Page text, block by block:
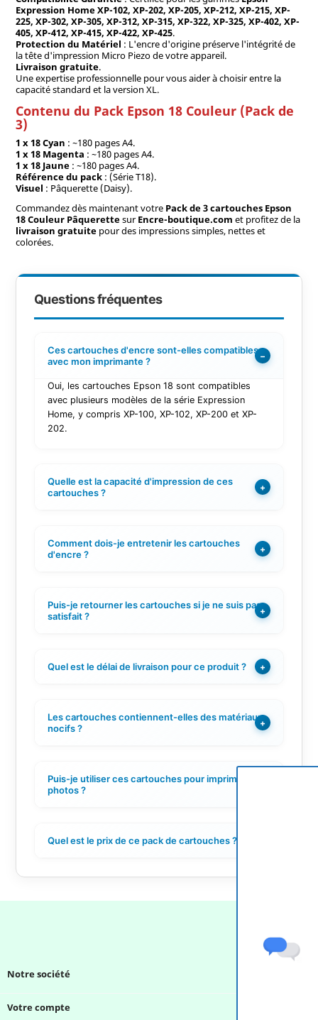
Expression Home XP-102, XP-202, XP-205, XP-212, XP-215, XP-
225, XP-302, XP-305, XP-312, XP-315, XP-322, XP-325, XP-402, XP-
405, XP-412, XP-415, XP-422, XP-425.
Protection du Matériel : L'encre d'origine préserve l'intégrité de
la tête d'impression Micro Piezo de votre appareil.
Livraison gratuite.
Une expertise professionnelle pour vous aider à choisir entre la
capacité standard et la version XL.
Contenu du Pack Epson 18 Couleur (Pack de
3)
1 x 18 Cyan : ~180 pages A4.
1 x 18 Magenta : ~180 pages A4.
1 x 18 Jaune: ~180 pages A4.
Référence du pack: (Série T18).
Visuel : Pâquerette (Daisy).
Commandez dès maintenant votre Pack de 3 cartouches Epson
18 Couleur PâquerettesurEncre-boutique.com et profitez de la
livraison gratuitepour des impressions simples, nettes et
colorées.
Questions fréquentes
Ces cartouches d'encre sont-elles compatibles
avec mon imprimante ?
−
Oui, les cartouches Epson 18 sont compatibles
avec plusieurs modèles de la série Expression
Home, y compris XP-100, XP-102, XP-200 et XP-
202.
Quelle est la capacité d'impression de ces
cartouches ?
+
Comment dois-je entretenir les cartouches
d'encre ?
+
Puis-je retourner les cartouches si je ne suis pas
satisfait ?
+
Quel est le délai de livraison pour ce produit ? +
Les cartouches contiennent-elles des matériaux
nocifs ?
+
Puis-je utiliser ces cartouches pour imprimer des
photos ?
Quel est le prix de ce pack de cartouches ?
Notre société
Votre compte